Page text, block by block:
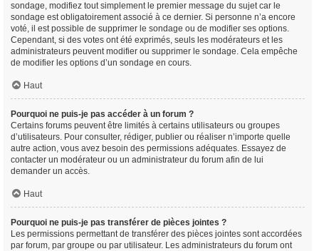
sondage, modifiez tout simplement le premier message du sujet car le
sondage est obligatoirement associé à ce dernier. Si personne n’a encore
voté, il est possible de supprimer le sondage ou de modifier ses options.
Cependant, si des votes ont été exprimés, seuls les modérateurs et les
administrateurs peuvent modifier ou supprimer le sondage. Cela empêche
de modifier les options d’un sondage en cours.
Haut
Pourquoi ne puis-je pas accéder à un forum ?
Certains forums peuvent être limités à certains utilisateurs ou groupes
d’utilisateurs. Pour consulter, rédiger, publier ou réaliser n’importe quelle
autre action, vous avez besoin des permissions adéquates. Essayez de
contacter un modérateur ou un administrateur du forum afin de lui
demander un accès.
Haut
Pourquoi ne puis-je pas transférer de pièces jointes ?
Les permissions permettant de transférer des pièces jointes sont accordées
par forum, par groupe ou par utilisateur. Les administrateurs du forum ont